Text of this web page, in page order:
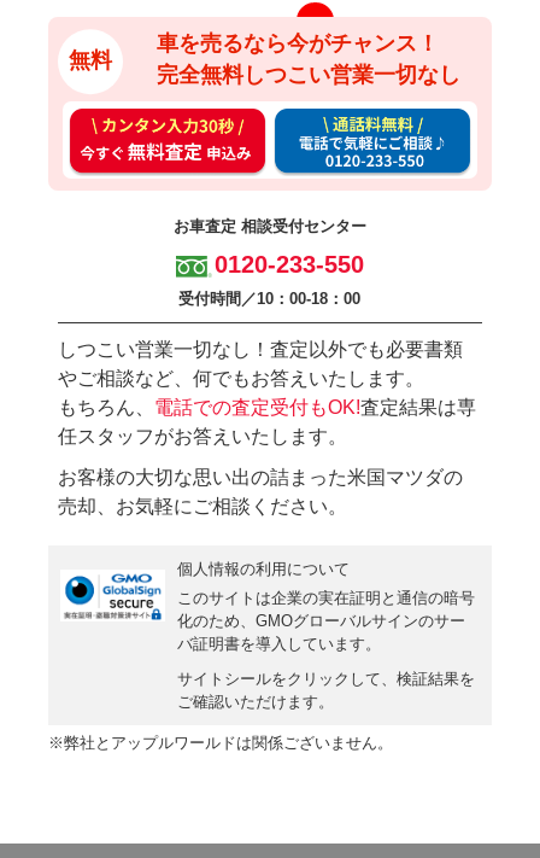
無料
車を売るなら今がチャンス！
完全無料しつこい営業一切なし
カ
ン
タ
0
秒
今
す
ぐ
無
定
申
通
料
無
お
電
話
で
気
軽
に
ご
談
お車査定 相談受付センター
0120-233-550
受付時間／10：00-18：00
しつこい営業一切なし！査定以外でも必要書類
やご相談など、何でもお答えいたします。
もちろん、 電話での査定受付もOK!査定結果は専
任スタッフがお答えいたします。
お客様の大切な思い出の詰まった米国マツダの
売却、お気軽にご相談ください。
個人情報の利用について
このサイトは企業の実在証明と通信の暗号
化のため、GMOグローバルサインのサー
バ証明書を導入しています。
サイトシールをクリックして、検証結果を
ご確認いただけます。
※弊社とアップルワールドは関係ございません。